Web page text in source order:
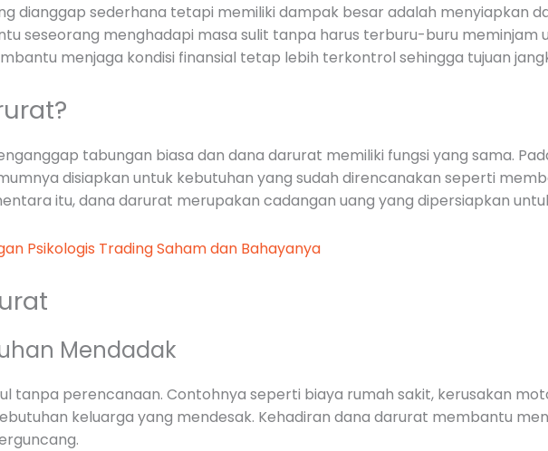
dianggap sederhana tetapi memiliki dampak besar adalah menyiapkan
seseorang menghadapi masa sulit tanpa harus terburu-buru meminjam
menjaga kondisi finansial tetap lebih terkontrol sehingga tujuan
tabungan biasa dan dana darurat memiliki fungsi yang sama.
disiapkan untuk kebutuhan yang sudah direncanakan seperti
itu, dana darurat merupakan cadangan uang yang dipersiapkan
Psikologis Trading Saham dan Bahayanya
Mendadak
tanpa perencanaan. Contohnya seperti biaya rumah sakit, kerusakan
keluarga yang mendesak. Kehadiran dana darurat membantu